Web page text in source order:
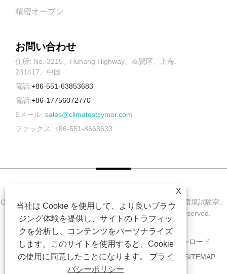
精密オーブン
お問い合わせ
住所: No. 3215、Huhang Highway、奉賢区、上海、
231417、中国
電話:+86-551-63853683
電話:+86-17756072770
Eメール: sales@climatestsymor.com
ファックス: +86-551-8663633
Copyright © 2022 Symor Instrument Equipment Co., Ltd. 環境試験室、
電子乾燥キャビネット、促進耐候試験室 All Rights Reserved.
私たちに関しては 製品 ニュース
ダウンロード
お問い合わせを送信
お問い合わせ リンク
SITEMAP
RSS
XML PRIVACY POLICY
X
当社は Cookie を使用して、より良いブラウ
ジング体験を提供し、サイトのトラフィッ
クを分析し、コンテンツをパーソナライズ
します。このサイトを使用すると、Cookie
の使用に同意したことになります。 プライ
バシーポリシー